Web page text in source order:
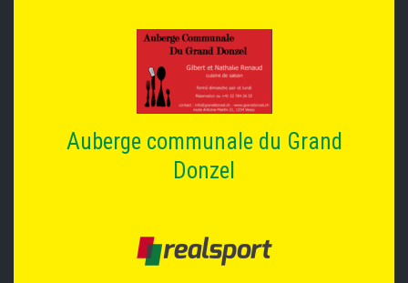
Auberge communale du Grand
Donzel